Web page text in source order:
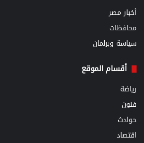
أخبار مصر
محافظات
سياسة وبرلمان
أقسام الموقع
رياضة
فنون
حوادث
اقتصاد